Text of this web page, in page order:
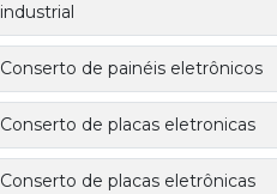
industrial
Conserto de painéis eletrônicos
Conserto de placas eletronicas
Conserto de placas eletrônicas